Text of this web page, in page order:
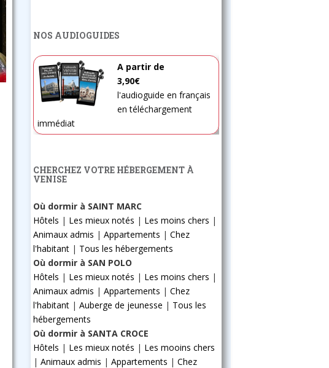
NOS AUDIOGUIDES
A partir de
3,90€
l'audioguide en français
en téléchargement
immédiat
CHERCHEZ VOTRE HÉBERGEMENT À
VENISE
Où dormir à SAINT MARC
Hôtels | Les mieux notés | Les moins chers |
Animaux admis | Appartements | Chez
l'habitant| Tous les hébergements
Où dormir à SAN POLO
Hôtels | Les mieux notés | Les moins chers |
Animaux admis | Appartements | Chez
l'habitant| Auberge de jeunesse | Tous les
hébergements
Où dormir à SANTA CROCE
Hôtels | Les mieux notés | Les mooins chers
| Animaux admis | Appartements | Chez